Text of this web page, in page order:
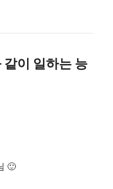
이 일하는 능
🙂